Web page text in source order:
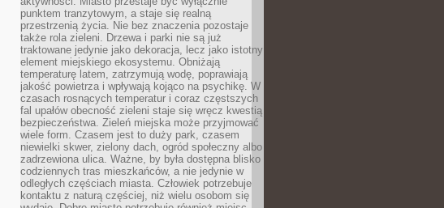
punktem tranzytowym, a staje się realną
przestrzenią życia. Nie bez znaczenia pozostaje
także rola zieleni. Drzewa i parki nie są już
traktowane jedynie jako dekoracja, lecz jako istotny
element miejskiego ekosystemu. Obniżają
temperaturę latem, zatrzymują wodę, poprawiają
jakość powietrza i wpływają kojąco na psychikę. W
czasach rosnących temperatur i coraz częstszych
fal upałów obecność zieleni staje się wręcz kwestią
bezpieczeństwa. Zieleń miejska może przyjmować
wiele form. Czasem jest to duży park, czasem
niewielki skwer, zielony dach, ogród społeczny albo
zadrzewiona ulica. Ważne, by była dostępna blisko
codziennych tras mieszkańców, a nie jedynie w
odległych częściach miasta. Człowiek potrzebuje
kontaktu z naturą częściej, niż wielu osobom się